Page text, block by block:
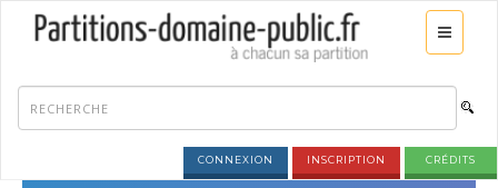
CONNEXION INSCRIPTION CRÉDITS